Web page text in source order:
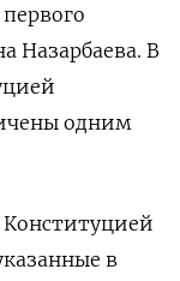
Назарбаева. В
одним
​Конституцией
в